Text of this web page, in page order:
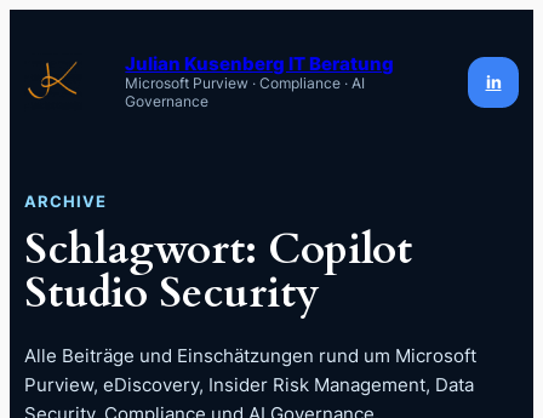
Inhalt
springen
Julian Kusenberg IT Beratung
Microsoft Purview · Compliance · AI
Governance
in
ARCHIVE
Schlagwort: Copilot
Studio Security
Alle Beiträge und Einschätzungen rund um Microsoft
Purview, eDiscovery, Insider Risk Management, Data